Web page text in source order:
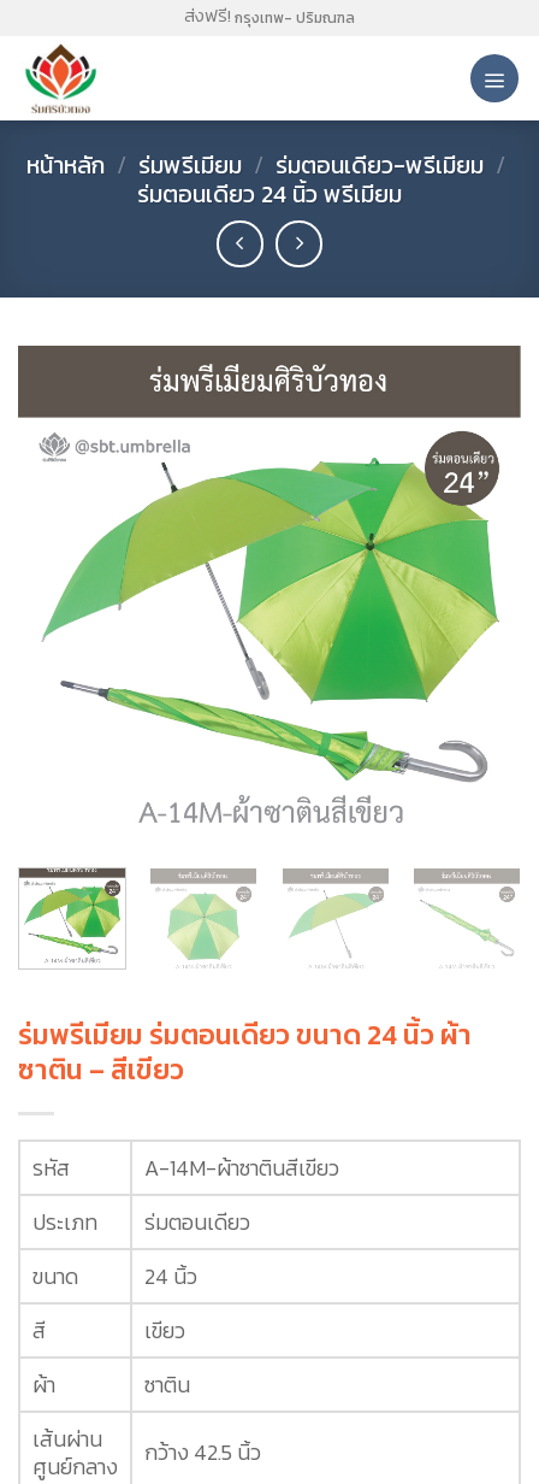
content
ส่งฟรี! กรุงเทพ- ปริมณฑล
หน้าหลัก / ร่มพรีเมียม / ร่มตอนเดียว-พรีเมียม /
ร่มตอนเดียว 24 นิ้ว พรีเมียม
ร่มพรีเมียม ร่มตอนเดียว ขนาด 24 นิ้ว ผ้า
ซาติน – สีเขียว
รหัส
A-14M-ผ้าซาตินสีเขียว
ประเภท
ร่มตอนเดียว
ขนาด
24 นิ้ว
สี
เขียว
ผ้า
ซาติน
เส้นผ่าน
ศูนย์กลาง
กว้าง 42.5 นิ้ว